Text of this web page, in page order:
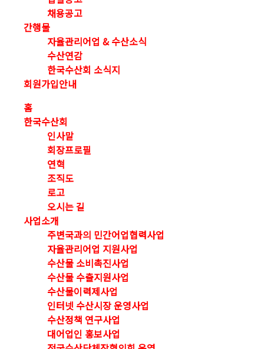
채용공고
간행물
자율관리어업 & 수산소식
수산연감
한국수산회 소식지
회원가입안내
홈
한국수산회
인사말
회장프로필
연혁
조직도
로고
오시는 길
사업소개
주변국과의 민간어업협력사업
자율관리어업 지원사업
수산물 소비촉진사업
수산물 수출지원사업
수산물이력제사업
인터넷 수산시장 운영사업
수산정책 연구사업
대어업인 홍보사업